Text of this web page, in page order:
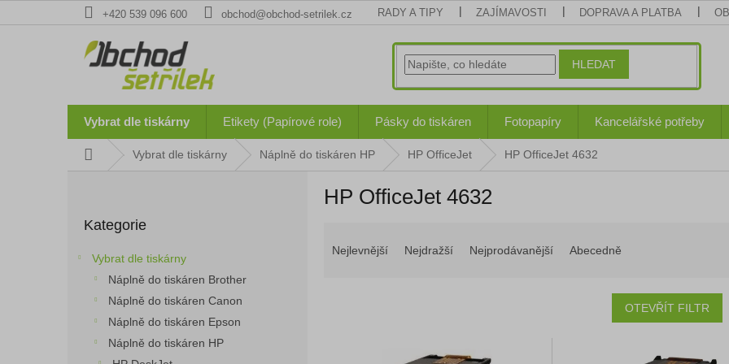
na
+420 539 096 600 obchod@obchod-setrilek.cz RADY A TIPY ZAJÍMAVOSTI DOPRAVA A PLATBA
HLEDAT
Vybrat dle tiskárny Etikety (Papírové role) Pásky do tiskáren Fotopapíry Kancelářské potřeby
Domů Vybrat dle tiskárny Náplně do tiskáren HP HP OfficeJet HP OfficeJet 4632
kategorie
Kategorie
Vybrat dle tiskárny
Náplně do tiskáren Brother
Náplně do tiskáren Canon
Náplně do tiskáren Epson
Náplně do tiskáren HP
HP OfficeJet 4632
Nejlevnější Nejdražší Nejprodávanější Abecedně
OTEVŘÍT FILTR